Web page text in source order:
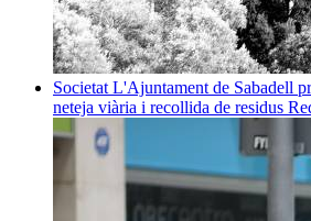
Societat L'Ajuntament de Sabadell
neteja viària i recollida de residus